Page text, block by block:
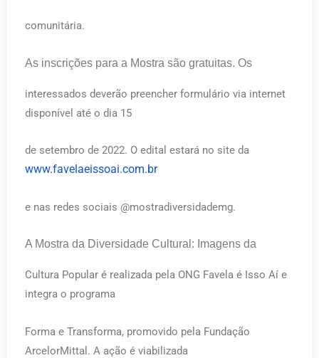
comunitária.
As inscrições para a Mostra são gratuitas. Os
interessados deverão preencher formulário via internet
disponível até o dia 15
de setembro de 2022. O edital estará no site da
www.favelaeissoai.com.br
e nas redes sociais @mostradiversidademg.
A Mostra da Diversidade Cultural: Imagens da
Cultura Popular é realizada pela ONG Favela é Isso Aí e
integra o programa
Forma e Transforma, promovido pela Fundação
ArcelorMittal. A ação é viabilizada